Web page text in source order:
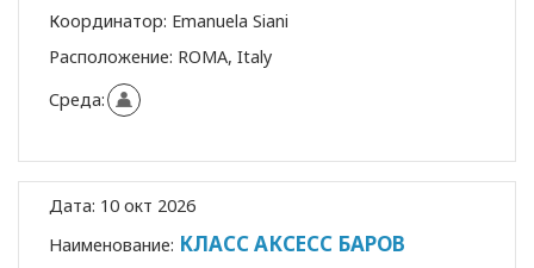
Координатор: Emanuela Siani
Расположение: ROMA, Italy
Среда:
Дата: 10 окт 2026
Наименование: КЛАСС АКСЕСС БАРОВ